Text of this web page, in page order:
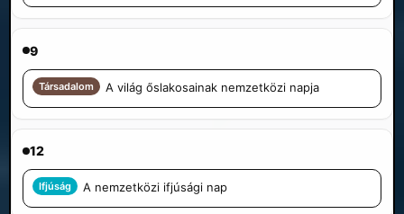
9
Társadalom A világ őslakosainak nemzetközi napja
12
Ifjúság A nemzetközi ifjúsági nap